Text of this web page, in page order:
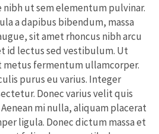
ut sem elementum pulvinar.
a dapibus bibendum, massa
sit amet rhoncus nibh arcu
id lectus sed vestibulum. Ut
fermentum ullamcorper.
purus eu varius. Integer
Donec varius velit quis
mi nulla, aliquam placerat
ligula. Donec dictum massa et